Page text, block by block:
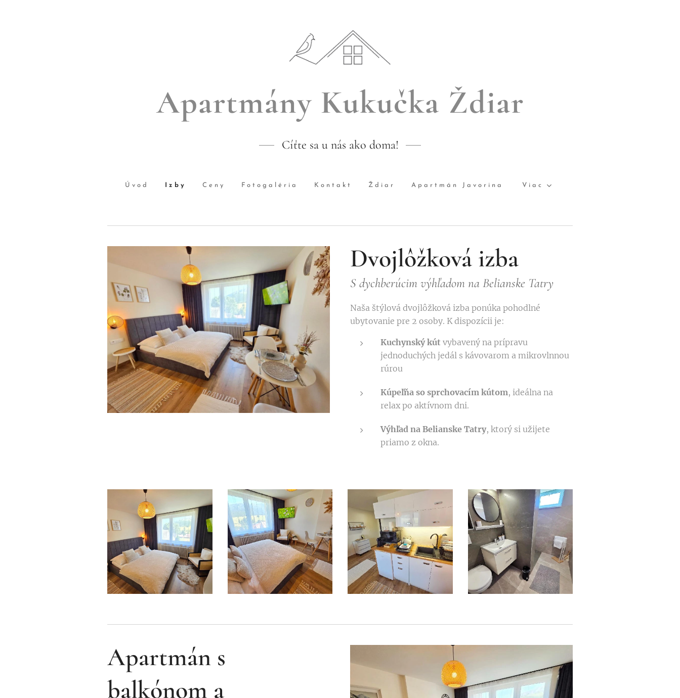
Apartmány Kukučka Ždiar
Cíťte sa u nás ako doma!
Úvod Izby Ceny Fotogaléria Kontakt Ždiar Apartmán Javorina Viac
Dvojlôžková izba
S dychberúcim výhľadom na Belianske Tatry
Naša štýlová dvojlôžková izba ponúka pohodlné
ubytovanie pre 2 osoby. K dispozícii je:
Kuchynský kút vybavený na prípravu
jednoduchých jedál s kávovarom a mikrovlnnou
rúrou
Kúpeľňa so sprchovacím kútom, ideálna na
relax po aktívnom dni.
Výhľad na Belianske Tatry, ktorý si užijete
priamo z okna.
Apartmán s
balkónom a